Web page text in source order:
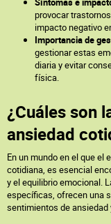
provocar
impacto negativo
Importancia de
gestionar estas
diaria y evitar
física.
¿Cuáles son
ansiedad
En un mundo en el que el
cotidiana, es esencial
y el equilibrio emocional.
específicas, ofrecen una
sentimientos de ansiedad